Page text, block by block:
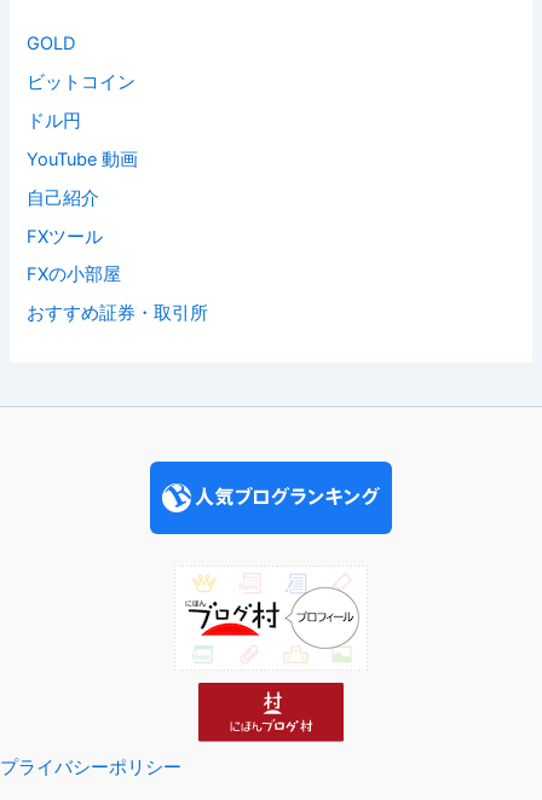
GOLD
ビットコイン
ドル円
YouTube 動画
自己紹介
FXツール
FXの小部屋
おすすめ証券・取引所
プライバシーポリシー